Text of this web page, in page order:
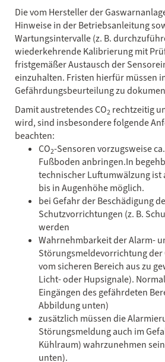
Die vom Hersteller der
Hinweise in der Betriebsanleitung
Wartungsintervalle (z. B.
wiederkehrende Kalibrierung mit
fristgemäßer Austausch der
einzuhalten. Fristen hierfür müssen
Gefährdungsbeurteilung zu
Damit austretendes CO2 rechtzeitig
wird, sind insbesondere folgende
beachten:
CO2-Sensoren vorzugsweise
Fußboden anbringen.In
technischer Luftumwälzung ist
bis in Augenhöhe möglich.
bei Gefahr der Beschädigung
Schutzvorrichtungen (z. B.
werden
Wahrnehmbarkeit der Alarm-
Störungsmeldevorrichtung der
vom sicheren Bereich aus zu
Licht- oder Hupsignale).
Eingängen des gefährdeten
Abbildung unten)
zusätzlich müssen die
Störungsmeldung auch im
Kühlraum) wahrzunehmen
unten).